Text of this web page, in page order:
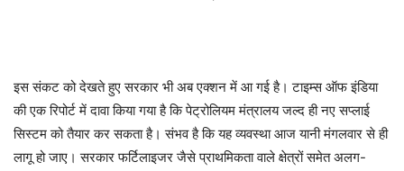
इस संकट को देखते हुए सरकार भी अब एक्शन में आ गई है। टाइम्स ऑफ इंडिया
की एक रिपोर्ट में दावा किया गया है कि पेट्रोलियम मंत्रालय जल्द ही नए सप्लाई
सिस्टम को तैयार कर सकता है। संभव है कि यह व्यवस्था आज यानी मंगलवार से ही
लागू हो जाए। सरकार फर्टिलाइजर जैसे प्राथमिकता वाले क्षेत्रों समेत अलग-